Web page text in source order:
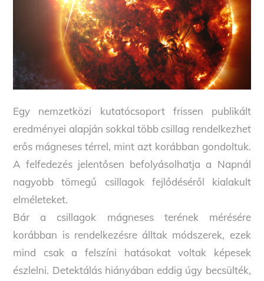
Egy nemzetközi kutatócsoport frissen publikált
eredményei alapján sokkal több csillag rendelkezhet
erős mágneses térrel, mint azt korábban gondoltuk.
A felfedezés jelentősen befolyásolhatja a Napnál
nagyobb tömegű csillagok fejlődéséről kialakult
elméleteket.
Bár a csillagok mágneses terének mérésére
korábban is rendelkezésre álltak módszerek, ezek
mind csak a felszíni hatásokat voltak képesek
észlelni. Detektálás hiányában eddig úgy becsülték,